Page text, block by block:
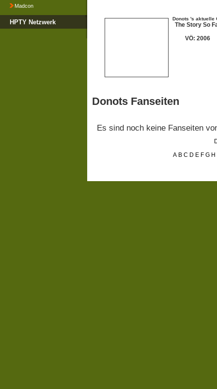
Madcon
HPTY Netzwerk Donots 's aktuelle
The Story So
VÖ: 2006
Donots Fanseiten
Es sind noch keine Fanseiten
A B C D E F G H